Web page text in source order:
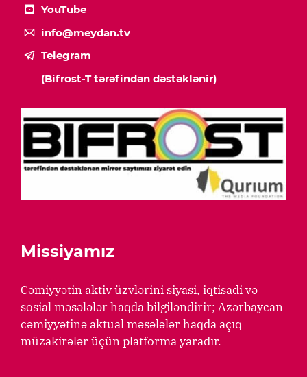
YouTube
info@meydan.tv
Telegram
(Bifrost-T tərəfindən dəstəklənir)
Missiyamız
Cəmiyyətin aktiv üzvlərini siyasi, iqtisadi və
sosial məsələlər haqda bilgiləndirir; Azərbaycan
cəmiyyətinə aktual məsələlər haqda açıq
müzakirələr üçün platforma yaradır.